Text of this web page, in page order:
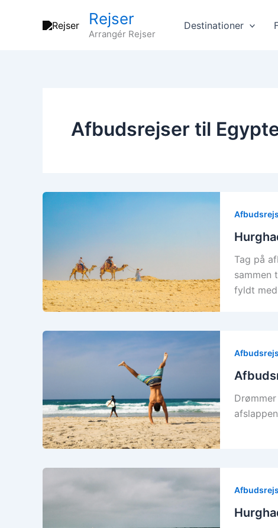
Rejser
Arrangér Rejser
Destinationer
Afbudsrejser til
Tag på
sammen
fyldt